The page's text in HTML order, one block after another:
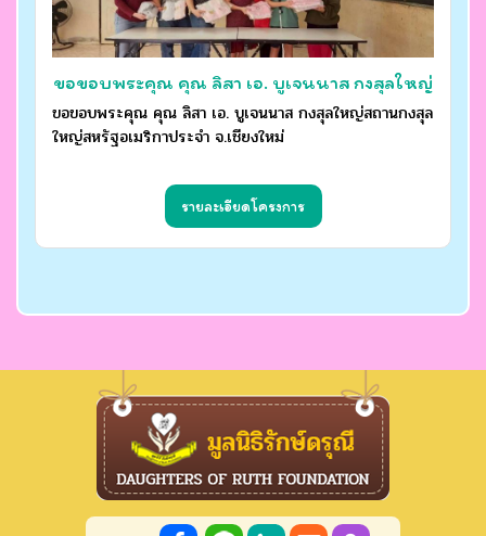
ขอขอบพระคุณ คุณ ลิสา เอ. บูเจนนาส กงสุลใหญ่
สถานกงสุลใหญ่สหรัฐอเมริกาประจำ จ.เชียงใหม่
ขอขอบพระคุณ คุณ ลิสา เอ. บูเจนนาส กงสุลใหญ่สถานกงสุล
ใหญ่สหรัฐอเมริกาประจำ จ.เชียงใหม่
รายละเอียดโครงการ